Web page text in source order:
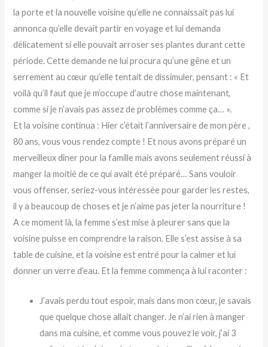
la porte et la nouvelle voisine qu’elle ne connaissait pas lui
annonca qu’elle devait partir en voyage et lui demanda
délicatement si elle pouvait arroser ses plantes durant cette
période. Cette demande ne lui procura qu’une gêne et un
serrement au cœur qu’elle tentait de dissimuler, pensant : « Et
voilà qu’il faut que je m’occupe d’autre chose maintenant,
comme si je n’avais pas assez de problèmes comme ça… ».
Et la voisine continua : Hier c’était l’anniversaire de mon père ,
80 ans, vous vous rendez compte ! Et nous avons préparé un
merveilleux dîner pour la famille mais avons seulement réussi à
manger la moitié de ce qui avait été préparé… Sans vouloir
vous offenser, seriez-vous intéressée pour garder les restes,
il y a beaucoup de choses et je n’aime pas jeter la nourriture !
A ce moment là, la femme s’est mise à pleurer sans que la
voisine puisse en comprendre la raison. Elle s’est assise à sa
table de cuisine, et la voisine est entré pour la calmer et lui
donner un verre d’eau. Et la femme commença à lui raconter :
J’avais perdu tout espoir, mais dans mon cœur, je savais
que quelque chose allait changer. Je n’ai rien à manger
dans ma cuisine, et comme vous pouvez le voir, j’ai 3